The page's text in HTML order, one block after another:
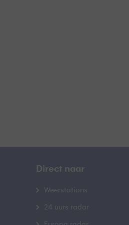
Direct naar
Weerstations
24 uurs radar